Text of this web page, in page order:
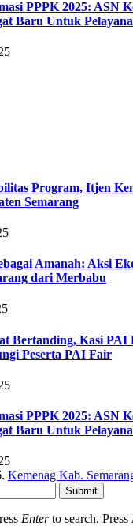
PPPK 2025: ASN
Baru Untuk
Program, Itjen
Semarang
Amanah: Aksi
dari Merbabu
Bertanding, Kasi PAI
Peserta PAI Fair
PPPK 2025: ASN
Baru Untuk
Kemenag Kab.
Submit
Enterto search. Press